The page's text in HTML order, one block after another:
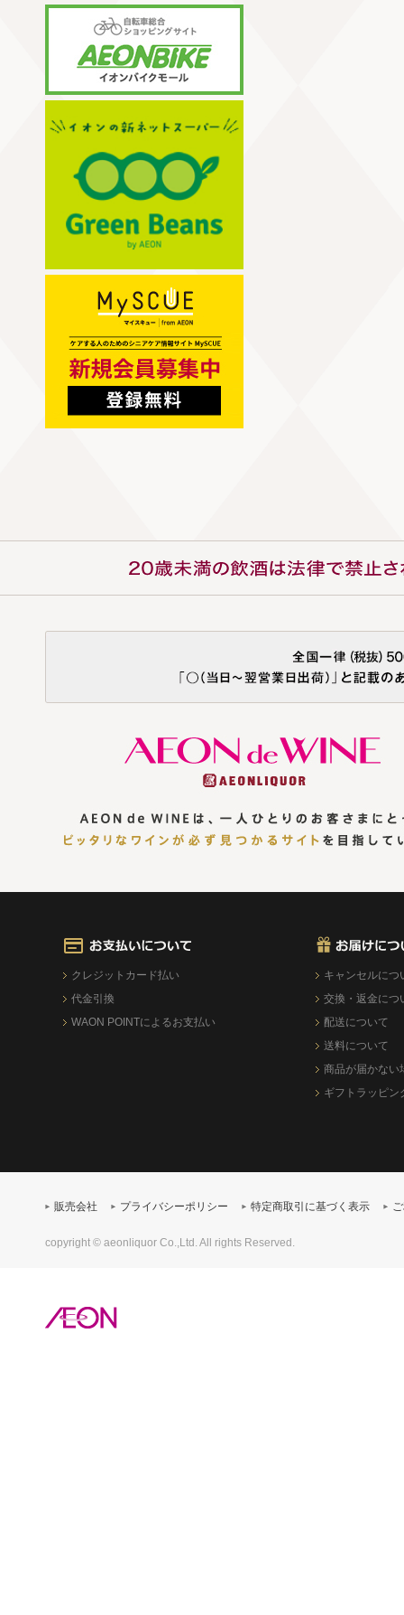
クレジットカード払い
代金引換
WAON POINTによるお支払い
キャンセルにつ
交換・返金につ
配送について
送料について
商品が届かない
ギフトラッピン
販売会社 プライバシーポリシー 特定商取引に基づく表示
copyright © aeonliquor Co.,Ltd. All rights Reserved.